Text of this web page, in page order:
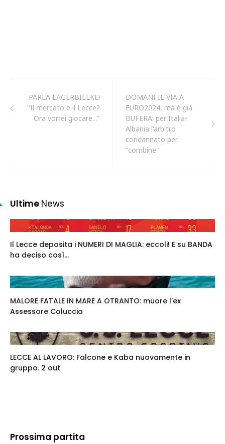
PARLA LAGERBIELKE!
"Il mercato e il Lecce?
Ora vorrei giocare..."
DOMANI IL VIA A
EURO2024, ma è già
BUFERA: per Italia-
Albania l'arbitro
condannato per
"combine"
Ultime News
Il Lecce deposita i NUMERI DI MAGLIA: eccoli! E su BANDA
ha deciso così...
MALORE FATALE IN MARE A OTRANTO: muore l'ex
Assessore Coluccia
LECCE AL LAVORO: Falcone e Kaba nuovamente in
gruppo. 2 out
Prossima partita